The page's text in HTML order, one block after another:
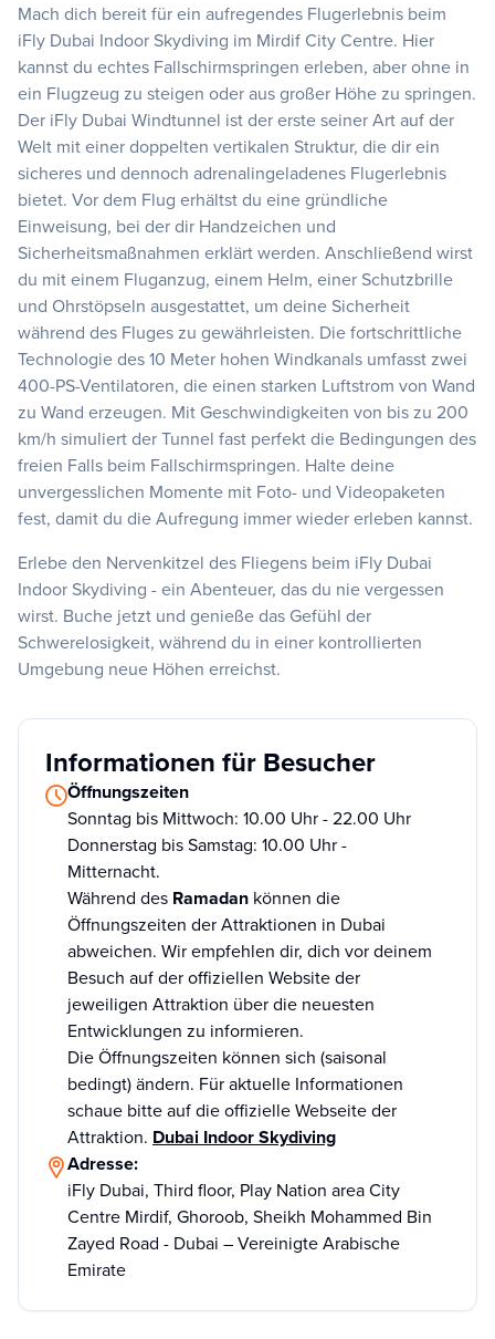
Mach dich bereit für ein aufregendes Flugerlebnis beim
iFly Dubai Indoor Skydiving im Mirdif City Centre. Hier
kannst du echtes Fallschirmspringen erleben, aber ohne in
ein Flugzeug zu steigen oder aus großer Höhe zu springen.
Der iFly Dubai Windtunnel ist der erste seiner Art auf der
Welt mit einer doppelten vertikalen Struktur, die dir ein
sicheres und dennoch adrenalingeladenes Flugerlebnis
bietet. Vor dem Flug erhältst du eine gründliche
Einweisung, bei der dir Handzeichen und
Sicherheitsmaßnahmen erklärt werden. Anschließend wirst
du mit einem Fluganzug, einem Helm, einer Schutzbrille
und Ohrstöpseln ausgestattet, um deine Sicherheit
während des Fluges zu gewährleisten. Die fortschrittliche
Technologie des 10 Meter hohen Windkanals umfasst zwei
400-PS-Ventilatoren, die einen starken Luftstrom von Wand
zu Wand erzeugen. Mit Geschwindigkeiten von bis zu 200
km/h simuliert der Tunnel fast perfekt die Bedingungen des
freien Falls beim Fallschirmspringen. Halte deine
unvergesslichen Momente mit Foto- und Videopaketen
fest, damit du die Aufregung immer wieder erleben kannst.
Erlebe den Nervenkitzel des Fliegens beim iFly Dubai
Indoor Skydiving - ein Abenteuer, das du nie vergessen
wirst. Buche jetzt und genieße das Gefühl der
Schwerelosigkeit, während du in einer kontrollierten
Umgebung neue Höhen erreichst.
Informationen für Besucher
Öffnungszeiten
Sonntag bis Mittwoch: 10.00 Uhr - 22.00 Uhr
Donnerstag bis Samstag: 10.00 Uhr -
Mitternacht.
Während des Ramadan können die
Öffnungszeiten der Attraktionen in Dubai
abweichen. Wir empfehlen dir, dich vor deinem
Besuch auf der offiziellen Website der
jeweiligen Attraktion über die neuesten
Entwicklungen zu informieren.
Die Öffnungszeiten können sich (saisonal
bedingt) ändern. Für aktuelle Informationen
schaue bitte auf die offizielle Webseite der
Attraktion. Dubai Indoor Skydiving
Adresse:
iFly Dubai, Third floor, Play Nation area City
Centre Mirdif, Ghoroob, Sheikh Mohammed Bin
Zayed Road - Dubai – Vereinigte Arabische
Emirate